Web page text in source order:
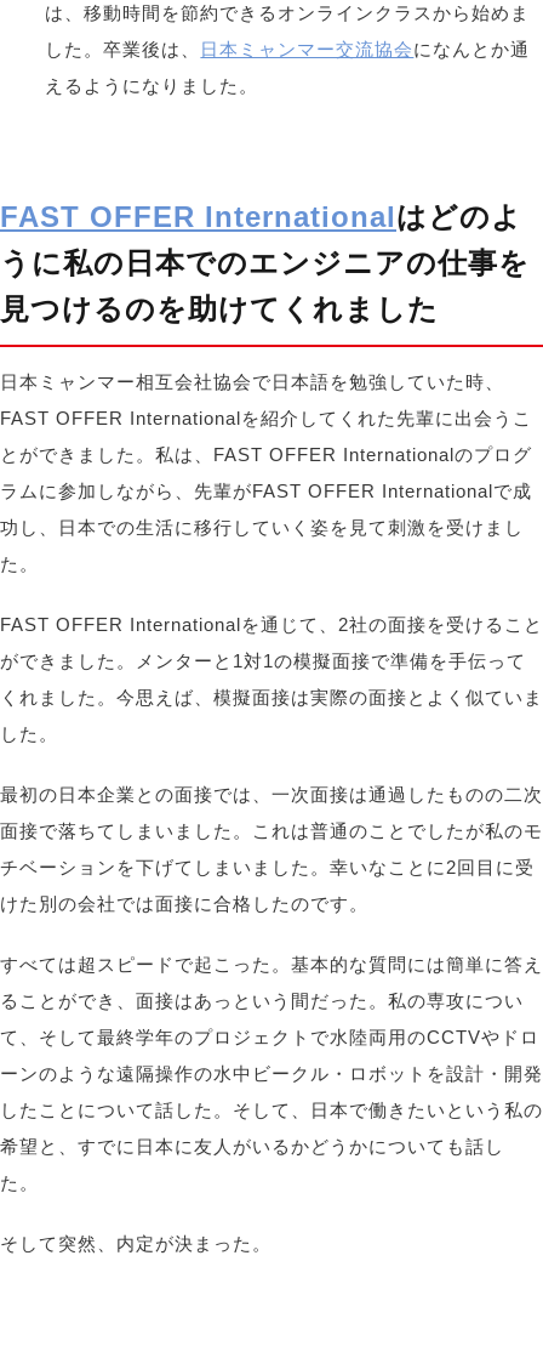
は、移動時間を節約できるオンラインクラスから始めま
した。卒業後は、 日本ミャンマー交流協会になんとか通
えるようになりました 。
FAST OFFER Internationalはどのよ
うに私の日本でのエンジニアの仕事を
見つけるのを助けてくれました
日本ミャンマー相互会社協会で日本語を勉強していた時、
FAST OFFER Internationalを紹介してくれた先輩に出会うこ
とができました。私は、FAST OFFER Internationalのプログ
ラムに参加しながら、先輩がFAST OFFER Internationalで成
功し、日本での生活に移行していく姿を見て刺激を受けまし
た。
FAST OFFER Internationalを通じて、2社の面接を受けること
ができました。メンターと1対1の模擬面接で準備を手伝って
くれました。今思えば、模擬面接は実際の面接とよく似ていま
した。
最初の日本企業との面接では、一次面接は通過したものの二次
面接で落ちてしまいました。これは普通のことでしたが私のモ
チベーションを下げてしまいました。幸いなことに2回目に受
けた別の会社では面接に合格したのです。
すべては超スピードで起こった。基本的な質問には簡単に答え
ることができ、面接はあっという間だった。私の専攻につい
て、そして最終学年のプロジェクトで水陸両用のCCTVやドロ
ーンのような遠隔操作の水中ビークル・ロボットを設計・開発
したことについて話した。そして、日本で働きたいという私の
希望と、すでに日本に友人がいるかどうかについても話し
た。
そして突然、内定が決まった。